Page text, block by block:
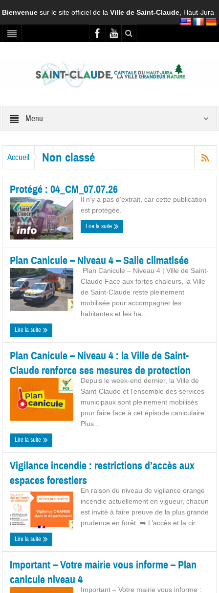
Bienvenuesur le site officiel de laVille de Saint-Claude , Haut-Jura
Menu
Accueil Non classé
Protégé : 04_CM_07.07.26
Il n’y a pas d’extrait, car cette publication
est protégée.
Lire la suite
Plan Canicule – Niveau 4 – Salle climatisée
️ Plan Canicule – Niveau 4 | Ville de Saint-
Claude Face aux fortes chaleurs, la Ville
de Saint-Claude reste pleinement
mobilisée pour accompagner les
habitantes et les ha...
Lire la suite
Plan Canicule – Niveau 4 : la Ville de Saint-
Claude renforce ses mesures de protection
Depuis le week-end dernier, la Ville de
Saint-Claude et l’ensemble des services
municipaux sont pleinement mobilisés
pour faire face à cet épisode caniculaire.
Plus...
Lire la suite
Vigilance incendie : restrictions d’accès aux
espaces forestiers
En raison du niveau de vigilance orange
incendie actuellement en vigueur, chacun
est invité à faire preuve de la plus grande
prudence en forêt. ➡️ L’accès et la cir...
Lire la suite
Important – Votre mairie vous informe – Plan
canicule niveau 4
Important – Votre mairie vous informe :